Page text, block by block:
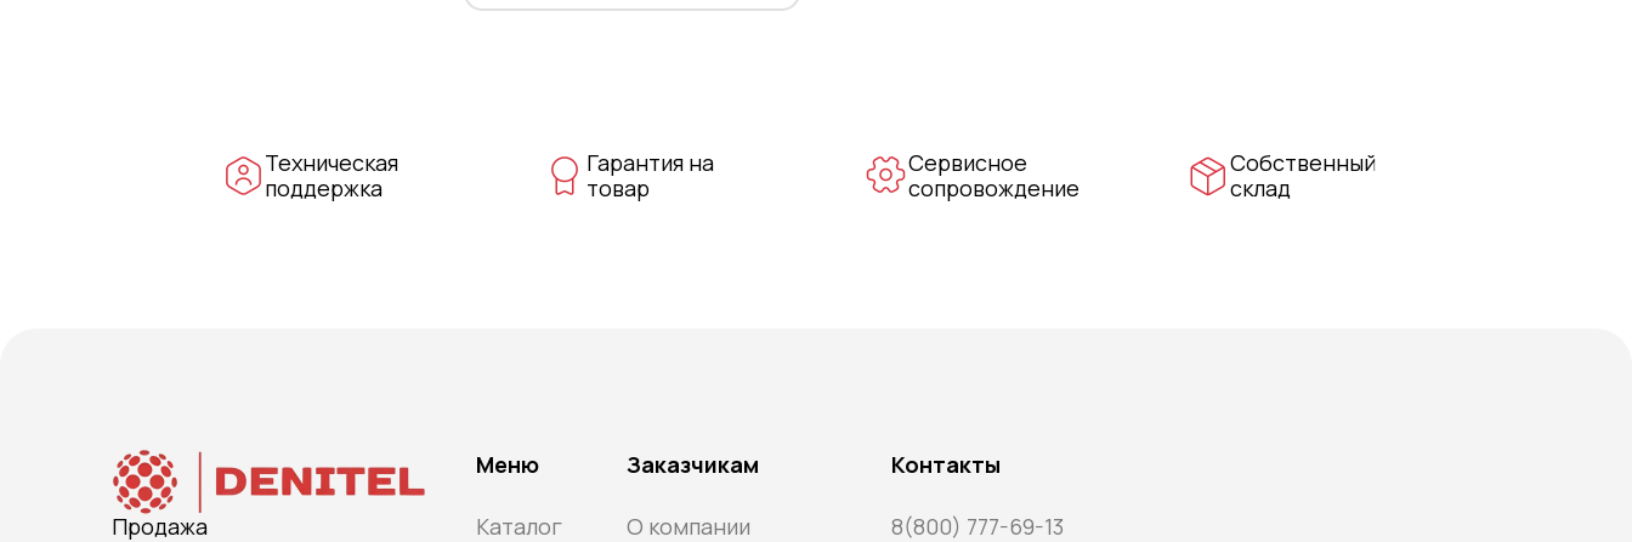
Техническая
поддержка
Гарантия на
товар
Сервисное
сопровождение
Собственный
склад
Продажа
Меню
Каталог
Заказчикам
О компании
Контакты
8(800) 777-69-13